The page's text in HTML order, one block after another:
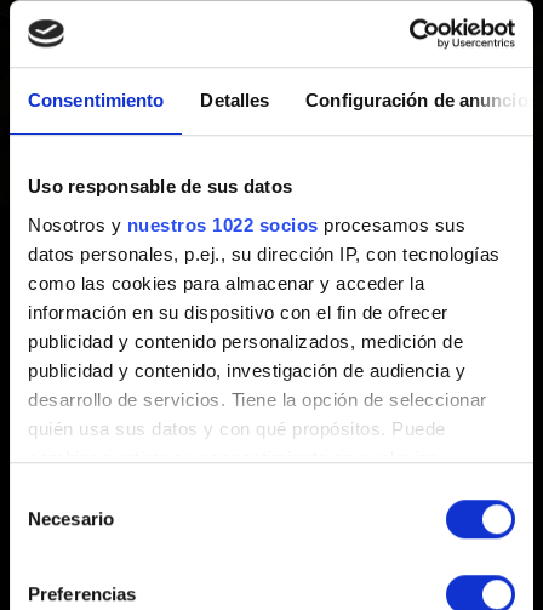
Consentimiento Detalles Configuración de anuncios
Uso responsable de sus datos
Nosotros y nuestros 1022 socios procesamos sus
datos personales, p.ej., su dirección IP, con tecnologías
como las cookies para almacenar y acceder la
información en su dispositivo con el fin de ofrecer
publicidad y contenido personalizados, medición de
publicidad y contenido, investigación de audiencia y
desarrollo de servicios. Tiene la opción de seleccionar
quién usa sus datos y con qué propósitos. Puede
cambiar o retirar su consentimiento en cualquier
el Menú de consentimiento.
Necesario
Preferencias
problema de interfaz
Creado hace 6 años Actualizado hace 11 meses
contacto con nosotros y adjunta una captura de pantalla
en que se muestre dicho problema.
¿Necesitas ayuda?
Contacta con nosotros